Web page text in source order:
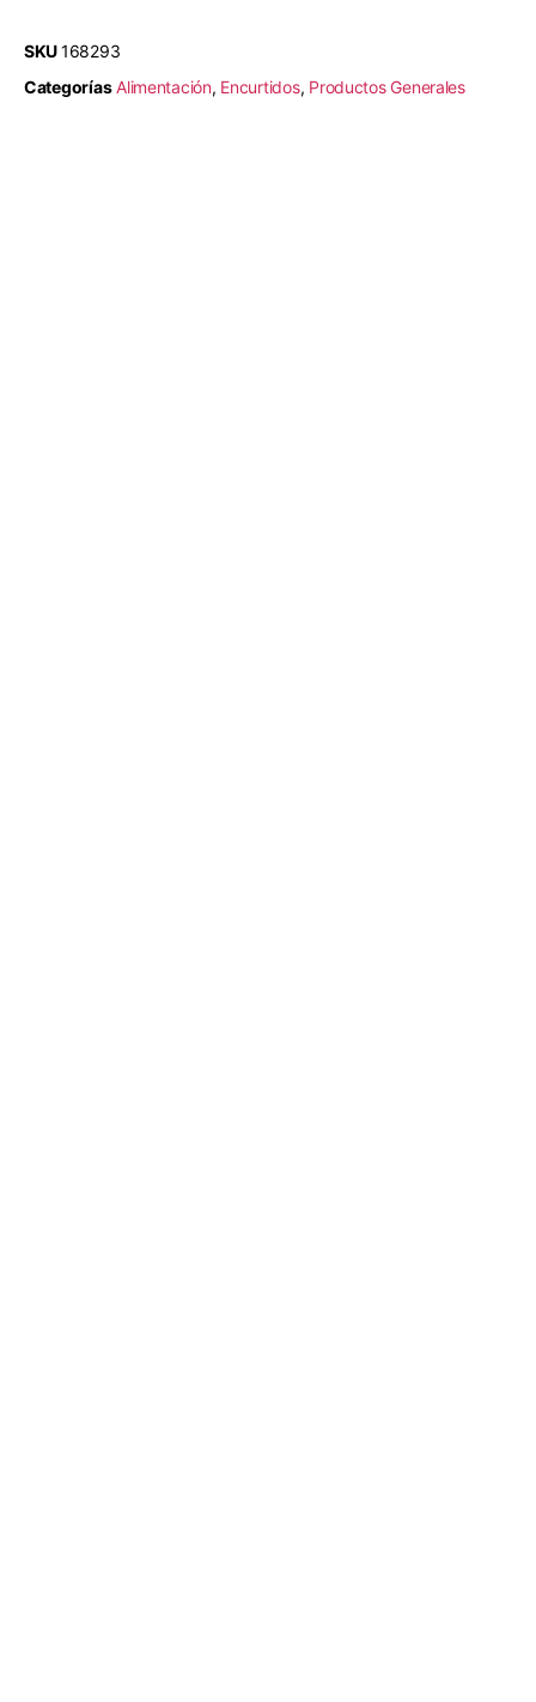
SKU168293
Categorías Alimentación, Encurtidos, Productos Generales